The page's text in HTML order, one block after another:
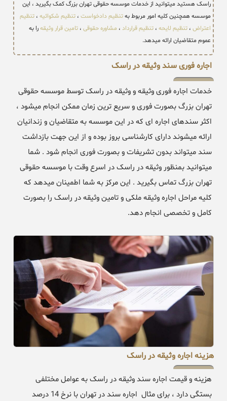
راسک هستید میتوانید از خدمات موسسه حقوقی تهران بزرگ کمک بگیرید ، این
موسسه همچنین کلیه امور مربوط بهتنظیم دادخواست ، تنظیم شکوائیه ، تنظیم
اعتراض ، تنظیم لایحه ، تنظیم قرارداد ، مشاوره حقوقی ، تامین قرار وثیقهرا به
عموم متقاضیان ارائه میدهد.
اجاره فوری سند وثیقه در راسک
خدمات اجاره فوری وثیقه و وثیقه در راسک توسط موسسه حقوقی
تهران بزرگ بصورت فوری و سریع ترین زمان ممکن انجام میشود ،
اکثر سندهای اجاره ای که در این موسسه به متقاضیان و زندانیان
ارائه میشوند دارای کارشناسی بروز بوده و از این جهت بازداشت
سند میتواند بدون تشریفات و بصورت فوری انجام شود . شما
میتوانید بمنظور وثیقه در راسک در اسرع وقت با موسسه حقوقی
تهران بزرگ تماس بگیرید . این مرکز به شما اطمینان میدهد که
کلیه مراحل اجاره وثیقه ملکی و تامین وثیقه در راسک را بصورت
کامل و تخصصی انجام دهد.
هزینه اجاره وثیقه در راسک
هزینه و قیمت اجاره سند وثیقه در راسک به عوامل مختلفی
بستگی دارد ، برای مثال اجاره سند در تهران با نرخ 14 درصد